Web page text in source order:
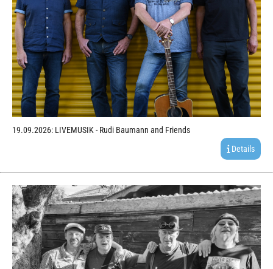
19.09.2026: LIVEMUSIK - Rudi Baumann and Friends
Details